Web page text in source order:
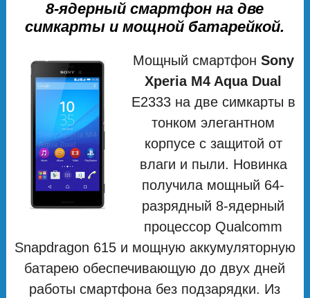
8-ядерный смартфон на две
симкарты и мощной батарейкой.
Мощный смартфон Sony
Xperia M4 Aqua Dual
E2333 на две симкарты в
тонком элегантном
корпусе с защитой от
влаги и пыли. Новинка
получила мощный 64-
разрядный 8-ядерный
процессор Qualcomm
Snapdragon 615 и мощную аккумуляторную
батарею обеспечивающую до двух дней
работы смартфона без подзарядки. Из